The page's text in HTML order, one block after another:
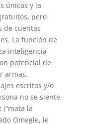
únicas y la
pero
de cuentas
La función de
inteligencia
potencial de
armas,
escritos y/o
no se siente
la
Omegle, le